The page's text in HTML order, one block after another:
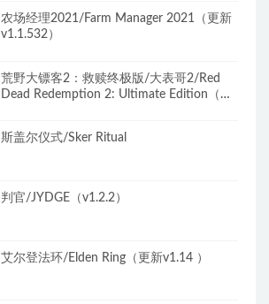
农场经理2021/Farm Manager 2021（更新
v1.1.532）
荒野大镖客2：救赎终极版/大表哥2/Red
Dead Redemption 2: Ultimate Edition（更
斯盖尔仪式/Sker Ritual
判官/JYDGE（v1.2.2）
艾尔登法环/Elden Ring（更新v1.14 ）